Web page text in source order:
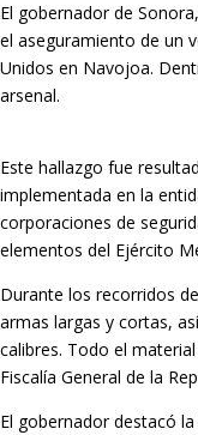
El gobernador de
el aseguramiento de un
Unidos en Navojoa.
arsenal.
Este hallazgo fue
implementada en la
corporaciones de
elementos del Ejército
Durante los recorridos
armas largas y cortas,
calibres. Todo el
Fiscalía General de la
El gobernador destacó